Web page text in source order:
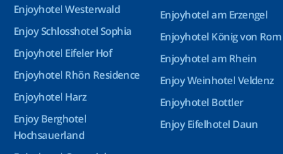
Enjoyhotel Westerwald
Enjoy Schlosshotel Sophia
Enjoyhotel Eifeler Hof
Enjoyhotel Rhön Residence
Enjoyhotel Harz
Enjoy Berghotel
Hochsauerland
Enjoyhotel am Erzengel
Enjoyhotel König von Rom
Enjoyhotel am Rhein
Enjoy Weinhotel Veldenz
Enjoyhotel Bottler
Enjoy Eifelhotel Daun